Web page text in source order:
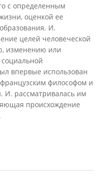
с определенным
оценкой ее
И.
целей человеческой
изменению или
впервые использован
философом и
И. рассматривалась им
происхождение